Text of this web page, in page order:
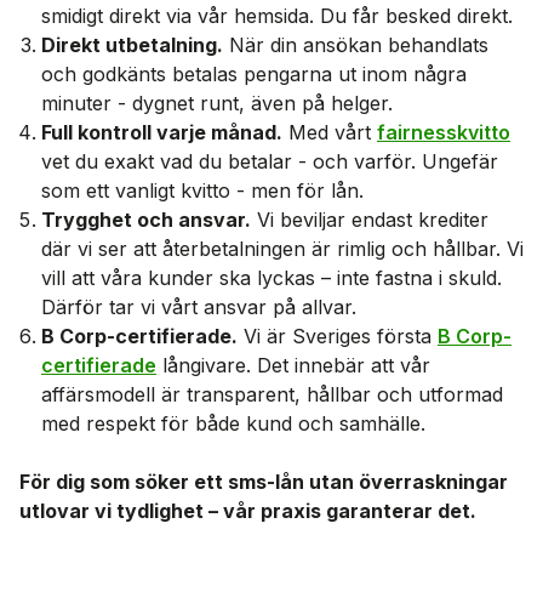
smidigt direkt via vår hemsida. Du får besked direkt.
Direkt utbetalning. När din ansökan behandlats
och godkänts betalas pengarna ut inom några
minuter - dygnet runt, även på helger.
Full kontroll varje månad. Med vårt fairnesskvitto
vet du exakt vad du betalar - och varför. Ungefär
som ett vanligt kvitto - men för lån.
Trygghet och ansvar. Vi beviljar endast krediter
där vi ser att återbetalningen är rimlig och hållbar. Vi
vill att våra kunder ska lyckas – inte fastna i skuld.
Därför tar vi vårt ansvar på allvar.
B Corp-certifierade. Vi är Sveriges första B Corp-
certifierade långivare. Det innebär att vår
affärsmodell är transparent, hållbar och utformad
med respekt för både kund och samhälle.
För dig som söker ett sms-lån utan överraskningar
utlovar vi tydlighet – vår praxis garanterar det.